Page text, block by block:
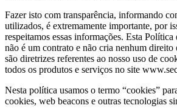
Fazer isto com transparência, informando
utilizados, é extremamente importante, por
respeitamos essas informações. Esta
não é um contrato e não cria nenhum direito
são diretrizes referentes ao nosso uso de
todos os produtos e serviços no site
Nesta política usamos o termo “cookies”
cookies, web beacons e outras tecnologias